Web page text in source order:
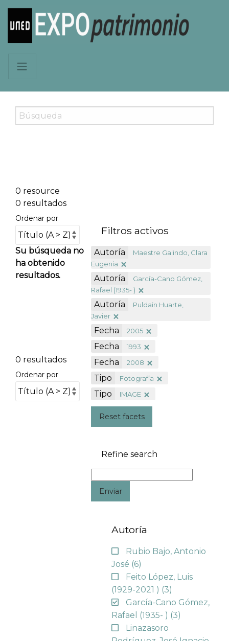
0 resource
0 resultados
Ordenar por
Su búsqueda no
ha obtenido
resultados.
0 resultados
Ordenar por
Filtros activos
Autoría
Maestre Galindo, Clara
Eugenia
Autoría
García-Cano Gómez,
Rafael (1935- )
Autoría
Puldain Huarte,
Javier
Fecha 2005
Fecha 1993
Fecha 2008
Tipo Fotografía
Tipo IMAGE
Reset facets
Refine search
Enviar
Autoría
Rubio Bajo, Antonio
José (6)
Feito López, Luis
(1929-2021 ) (3)
García-Cano Gómez,
Rafael (1935- ) (3)
Linazasoro